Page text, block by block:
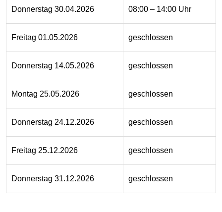
Donnerstag 30.04.2026 08:00 – 14:00 Uhr
Freitag 01.05.2026 geschlossen
Donnerstag 14.05.2026 geschlossen
Montag 25.05.2026 geschlossen
Donnerstag 24.12.2026 geschlossen
Freitag 25.12.2026 geschlossen
Donnerstag 31.12.2026 geschlossen